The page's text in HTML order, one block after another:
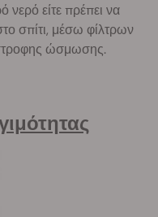
νερό είτε πρέπει να
σπίτι, μέσω φίλτρων
ώσμωσης.